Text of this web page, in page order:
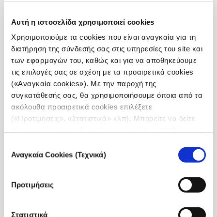
Αυτή η ιστοσελίδα χρησιμοποιεί cookies
Χρησιμοποιούμε τα cookies που είναι αναγκαία για τη
διατήρηση της σύνδεσής σας στις υπηρεσίες του site και
των εφαρμογών του, καθώς και για να αποθηκεύουμε
τις επιλογές σας σε σχέση με τα προαιρετικά cookies
(«Αναγκαία cookies»). Με την παροχή της
συγκατάθεσής σας, θα χρησιμοποιήσουμε όποια από τα
ακόλουθα προαιρετικά cookies επιλέξετε
(«Προτιμήσεις», «Στατιστικά» κλπ). Μπορείτε να δείτε
συγκατάθεσης
Αναγκαία Cookies (Τεχνικά)
Προτιμήσεις
Στατιστικά
Αναλογιζόμενη αυτό το γεγονός, ηΙνώ Αφεντούλη
Εκτελεστική Διευθύντρια του Ινστιτούτου Διεθνών
Σχέσεων του Παντείου Πανεπιστημίου, υποστήριξε
ότι ο Τραμπ κεφαλαιοποίησε την απογοήτευση όσων
αισθάνονται εγκαταλελειμμένοι τόσο από τις
πολιτικές ελίτ όσο και από τις ελίτ των μέσων
ενημέρωσης. Σημείωσε πώς η επιρροή της
θρησκευτικής δεξιάς, παράλληλα με την οικονομική
απελπισία της μεσαίας τάξης, έχει αναδιαμορφώσει
Όσον αφορά στη διεθνή σκηνή, η συναλλακτική
προσέγγιση του Τραμπ στη γεωπολιτική προκάλεσε
Ινστιτούτου Διεθνών Υποθέσεων (ΙΔΥ) και
καθηγητής του Αμερικανικού Κολλεγίου Ελλάδος,
παρατήρησε: «Η κυβέρνηση Τραμπ θα ακολουθήσει